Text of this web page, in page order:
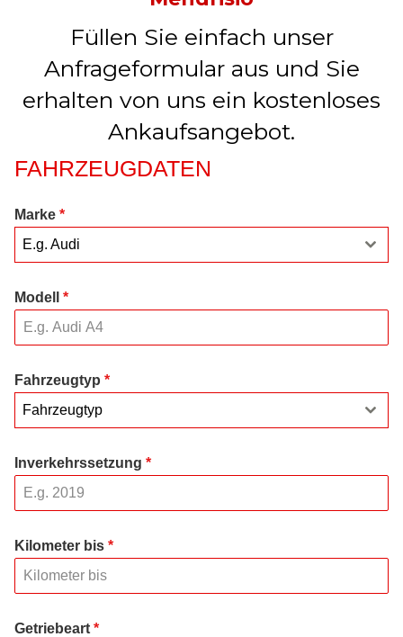
Füllen Sie einfach unser
Anfrageformular aus und Sie
erhalten von uns ein kostenloses
Ankaufsangebot.
FAHRZEUGDATEN
Marke *
E.g. Audi
Modell *
Fahrzeugtyp *
Fahrzeugtyp
Inverkehrssetzung *
Kilometer bis *
Getriebeart *